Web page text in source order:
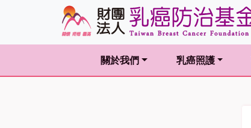
關於我們
乳癌照護